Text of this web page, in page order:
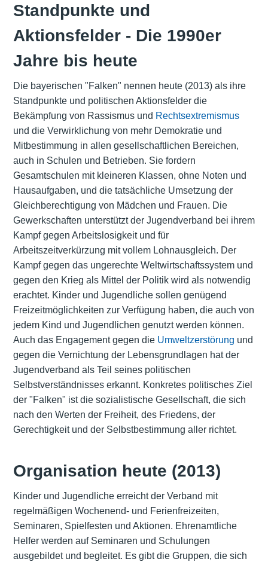
Standpunkte und
Aktionsfelder - Die 1990er
Jahre bis heute
Die bayerischen "Falken" nennen heute (2013) als ihre
Standpunkte und politischen Aktionsfelder die
Bekämpfung von Rassismus und Rechtsextremismus
und die Verwirklichung von mehr Demokratie und
Mitbestimmung in allen gesellschaftlichen Bereichen,
auch in Schulen und Betrieben. Sie fordern
Gesamtschulen mit kleineren Klassen, ohne Noten und
Hausaufgaben, und die tatsächliche Umsetzung der
Gleichberechtigung von Mädchen und Frauen. Die
Gewerkschaften unterstützt der Jugendverband bei ihrem
Kampf gegen Arbeitslosigkeit und für
Arbeitszeitverkürzung mit vollem Lohnausgleich. Der
Kampf gegen das ungerechte Weltwirtschaftssystem und
gegen den Krieg als Mittel der Politik wird als notwendig
erachtet. Kinder und Jugendliche sollen genügend
Freizeitmöglichkeiten zur Verfügung haben, die auch von
jedem Kind und Jugendlichen genutzt werden können.
Auch das Engagement gegen die Umweltzerstörung und
gegen die Vernichtung der Lebensgrundlagen hat der
Jugendverband als Teil seines politischen
Selbstverständnisses erkannt. Konkretes politisches Ziel
der "Falken" ist die sozialistische Gesellschaft, die sich
nach den Werten der Freiheit, des Friedens, der
Gerechtigkeit und der Selbstbestimmung aller richtet.
Organisation heute (2013)
Kinder und Jugendliche erreicht der Verband mit
regelmäßigen Wochenend- und Ferienfreizeiten,
Seminaren, Spielfesten und Aktionen. Ehrenamtliche
Helfer werden auf Seminaren und Schulungen
ausgebildet und begleitet. Es gibt die Gruppen, die sich